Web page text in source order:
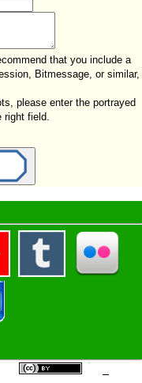
that you include a
Bitmessage, or similar,
please enter the portrayed
field.